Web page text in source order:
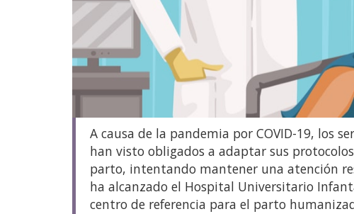
A causa de la pandemia por COVID-19, los
han visto obligados a adaptar sus
parto, intentando mantener una atención
ha alcanzado el Hospital Universitario
centro de referencia para el parto